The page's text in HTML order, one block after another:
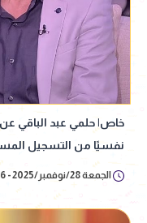
خاص| حلمي عبد الباقي
نفسيًا من التسجيل
الجمعة 28/نوفمبر/2025 - 09:16 م